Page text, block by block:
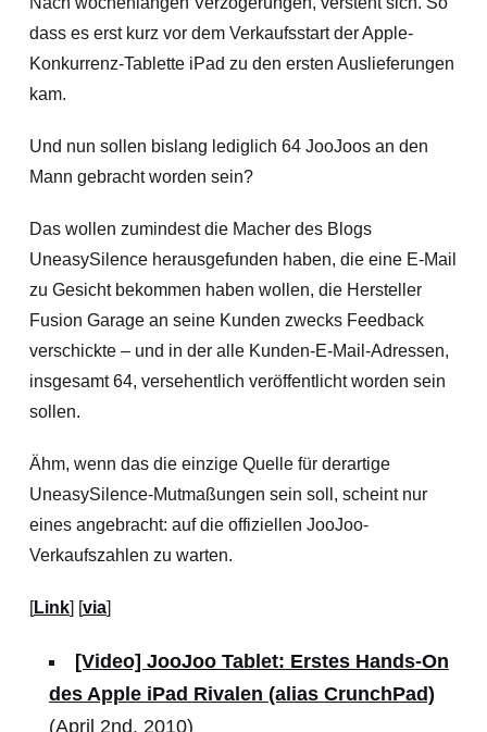
dass es erst kurz vor dem Verkaufsstart der Apple-
Konkurrenz-Tablette iPad zu den ersten Auslieferungen
kam.
Und nun sollen bislang lediglich 64 JooJoos an den
Mann gebracht worden sein?
Das wollen zumindest die Macher des Blogs
UneasySilence herausgefunden haben, die eine E-Mail
zu Gesicht bekommen haben wollen, die Hersteller
Fusion Garage an seine Kunden zwecks Feedback
verschickte – und in der alle Kunden-E-Mail-Adressen,
insgesamt 64, versehentlich veröffentlicht worden sein
sollen.
Ähm, wenn das die einzige Quelle für derartige
UneasySilence-Mutmaßungen sein soll, scheint nur
eines angebracht: auf die offiziellen JooJoo-
Verkaufszahlen zu warten.
[Link] [via]
[Video] JooJoo Tablet: Erstes Hands-On
des Apple iPad Rivalen (alias CrunchPad)
(April 2nd, 2010)